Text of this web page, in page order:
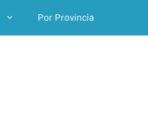
Por Provincia